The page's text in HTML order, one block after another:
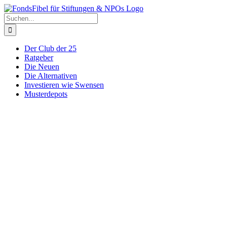
Zum
Inhalt
springen
Suche
nach:
Der Club der 25
Ratgeber
Die Neuen
Die Alternativen
Investieren wie Swensen
Musterdepots